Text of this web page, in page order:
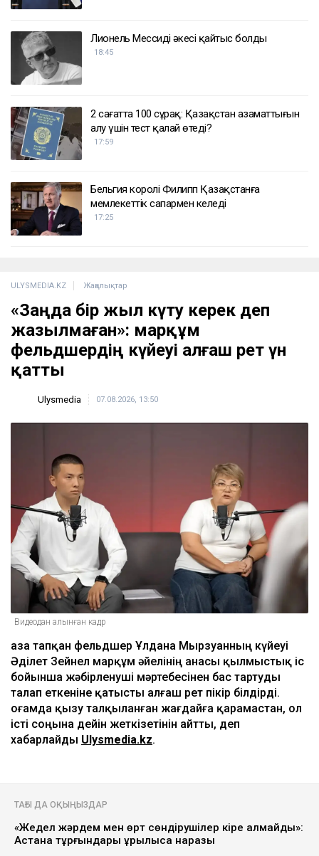
Лионель Мессидің әкесі қайтыс болды
18:45
2 сағатта 100 сұрақ: Қазақстан азаматтығын
алу үшін тест қалай өтеді?
17:59
Бельгия королі Филипп Қазақстанға
мемлекеттік сапармен келеді
17:25
ULYSMEDIA.KZ Жаңалықтар
«Заңда бір жыл күту керек деп
жазылмаған»: марқұм
фельдшердің күйеуі алғаш рет үн
қатты
Ulysmedia 07.08.2026, 13:50
Видеодан алынған кадр
Қаза тапқан фельдшер Ұлдана Мырзуанның күйеуі
Әділет Зейнел марқұм әйелінің анасы қылмыстық іс
бойынша жәбірленуші мәртебесінен бас тартуды
талап еткеніне қатысты алғаш рет пікір білдірді.
Қоғамда қызу талқыланған жағдайға қарамастан, ол
істі соңына дейін жеткізетінін айтты, деп
хабарлайды Ulysmedia.kz.
ТАҒЫ ДА ОҚЫҢЫЗДАР
«Жедел жәрдем мен өрт сөндірушілер кіре алмайды»:
Астана тұрғындары құрылысқа наразы